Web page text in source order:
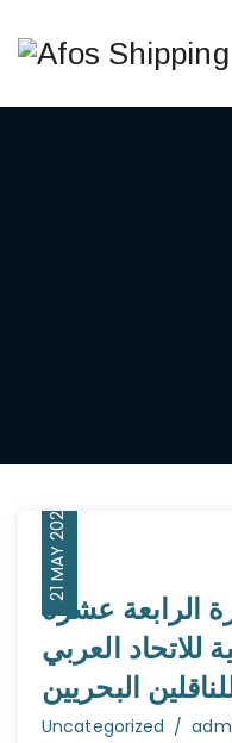
21 MAY 2026
الرابعة عشرة
للاتحاد العربي
Uncategorized